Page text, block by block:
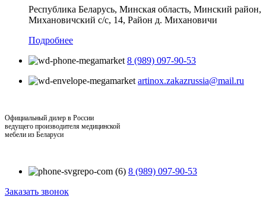
Республика Беларусь, Минская область, Минский район,
Михановичский с/с, 14, Район д. Михановичи
Подробнее
8 (989) 097-90-53
artinox.zakazrussia@mail.ru
Официальный дилер в России
ведущего производителя медицинской
мебели из Беларуси
8 (989) 097-90-53
Заказать звонок